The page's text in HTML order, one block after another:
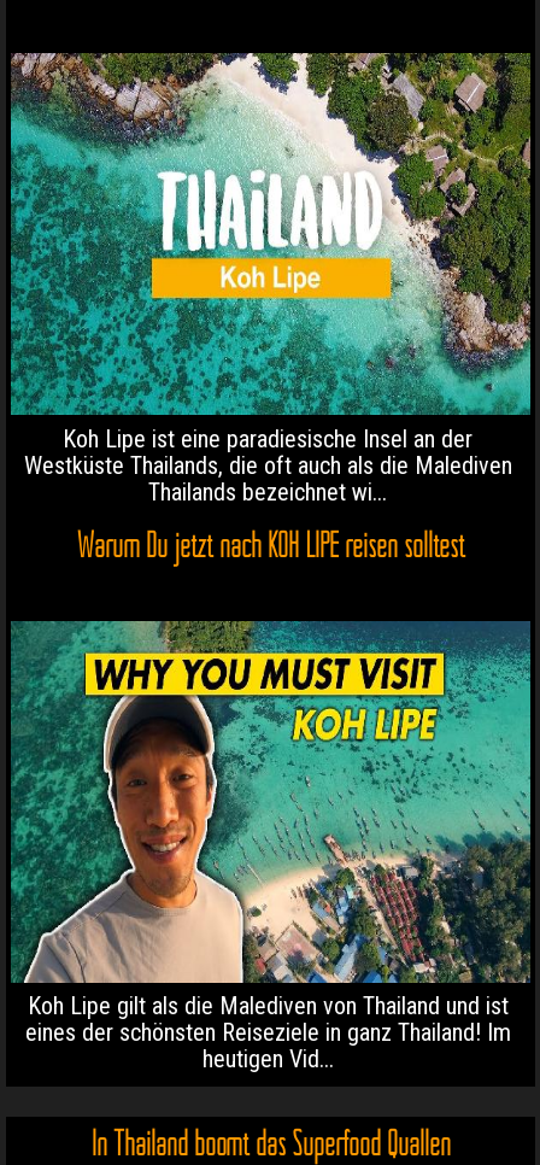
Koh Lipe ist eine paradiesische Insel an der
Westküste Thailands, die oft auch als die Malediven
Thailands bezeichnet wi...
Warum Du jetzt nach KOH LIPE reisen solltest
Koh Lipe gilt als die Malediven von Thailand und ist
eines der schönsten Reiseziele in ganz Thailand! Im
heutigen Vid...
In Thailand boomt das Superfood Quallen